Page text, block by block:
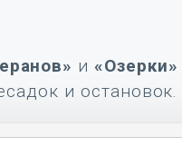
и«Озерки»
и остановок.